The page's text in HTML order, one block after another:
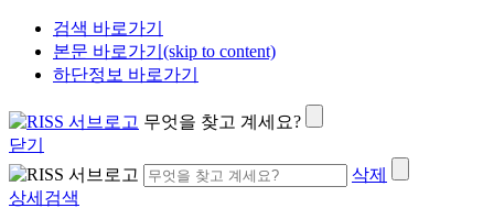
검색 바로가기
본문 바로가기(skip to content)
하단정보 바로가기
무엇을 찾고 계세요?
닫기
삭제
상세검색